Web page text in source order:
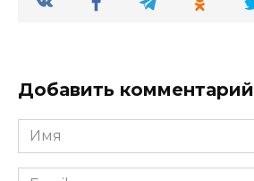
Добавить комментарий
Имя
Email